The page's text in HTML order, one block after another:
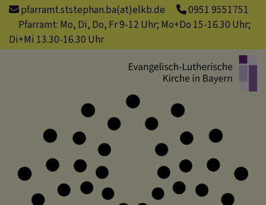
Direkt
Inhalt
pfarramt.ststephan.ba(at)elkb.de
0951 9551751
Pfarramt: Mo, Di, Do, Fr 9-12 Uhr; Mo+Do 15-16.30 Uhr;
Di+Mi 13.30-16.30 Uhr